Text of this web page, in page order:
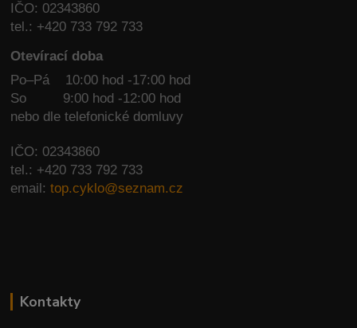
IČO: 02343860
tel.: +420 733 792 733
Otevírací doba
Po–Pá 10:00 hod -17:00 hod
So
9:00 hod -12:00 hod
nebo dle telefonické domluvy
IČO: 02343860
tel.: +420 733 792 733
email:top.cyklo@seznam.cz
Kontakty